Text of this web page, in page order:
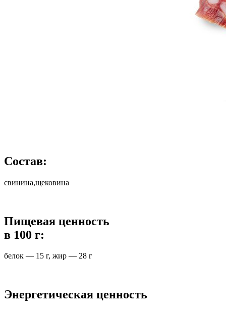
Состав:
свинина,щековина
Пищевая ценность
в 100 г:
белок — 15 г, жир — 28 г
Энергетическая ценность